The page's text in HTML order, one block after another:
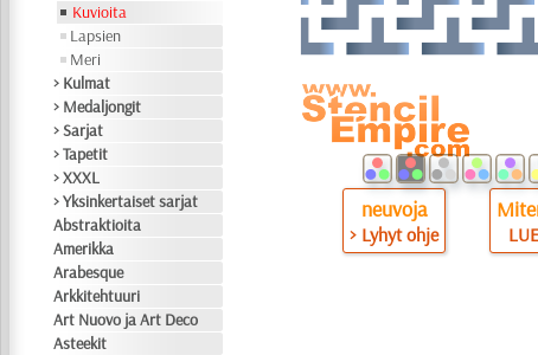
Kuvioita
Lapsien
Meri
> Kulmat
> Medaljongit
> Sarjat
> Tapetit
> XXXL
> Yksinkertaiset sarjat
Abstraktioita
Amerikka
Arabesque
Arkkitehtuuri
Art Nuovo ja Art Deco
Asteekit
neuvoja
> Lyhyt ohje